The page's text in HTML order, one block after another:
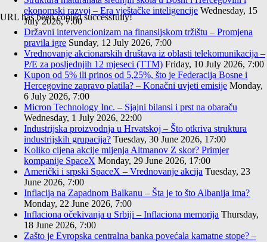
URL has been copied successfully!
ekonomski razvoj – Era vještačke inteligencije Wednesday, 15
July 2026, 7:00
Državni intervencionizam na finansijskom tržištu – Promjena
pravila igre Sunday, 12 July 2026, 7:00
Vrednovanje akcionarskih društava iz oblasti telekomunikacija –
P/E za posljednjih 12 mjeseci (TTM) Friday, 10 July 2026, 7:00
Kupon od 5% ili prinos od 5,25%, što je Federacija Bosne i
Hercegovine zapravo platila? – Konačni uvjeti emisije Monday,
6 July 2026, 7:00
Micron Technology Inc. – Sjajni bilansi i prst na obaraču
Wednesday, 1 July 2026, 22:00
Industrijska proizvodnja u Hrvatskoj – Što otkriva struktura
industrijskih grupacija? Tuesday, 30 June 2026, 17:00
Koliko cijena akcije mijenja Altmanov Z skor? Primjer
kompanije SpaceX Monday, 29 June 2026, 17:00
Američki i srpski SpaceX – Vrednovanje akcija Tuesday, 23
June 2026, 7:00
Inflacija na Zapadnom Balkanu – Šta je to što Albanija ima?
Monday, 22 June 2026, 7:00
Inflaciona očekivanja u Srbiji – Inflaciona memorija Thursday,
18 June 2026, 7:00
Zašto je Evropska centralna banka povećala kamatne stope? –